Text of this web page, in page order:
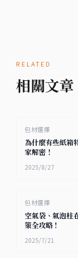
RELATED
相關文章
包材選擇
為什麼有些紙箱
家解密！
2025/8/27
包材選擇
空氣袋、氣泡柱
策全攻略！
2025/7/21